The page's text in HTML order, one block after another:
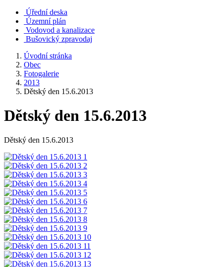
Úřední deska
Územní plán
Vodovod a kanalizace
Bušovický zpravodaj
Úvodní stránka
Obec
Fotogalerie
2013
Dětský den 15.6.2013
Dětský den 15.6.2013
Dětský den 15.6.2013